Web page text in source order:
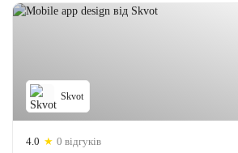
Skvot
4.0 ★ 0 відгуків